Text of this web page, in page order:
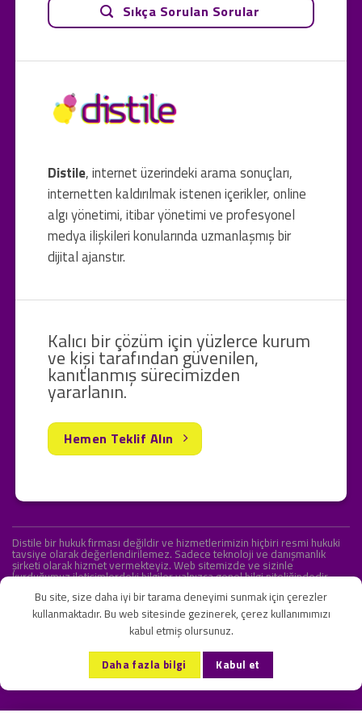
Distile, internet üzerindeki arama sonuçları,
internetten kaldırılmak istenen içerikler, online
algı yönetimi, itibar yönetimi ve profesyonel
medya ilişkileri konularında uzmanlaşmış bir
dijital ajanstır.
Sıkça Sorulan Sorular
Kalıcı bir çözüm için yüzlerce kurum
ve kişi tarafından güvenilen,
kanıtlanmış sürecimizden
yararlanın.
Hemen Teklif Alın
Distile bir hukuk firması değildir ve hizmetlerimizin hiçbiri resmi hukuki
tavsiye olarak değerlendirilemez. Sadece teknoloji ve danışmanlık
şirketi olarak hizmet vermekteyiz. Web sitemizde ve sizinle
kurduğumuz iletişimlerdeki bilgiler yalnızca genel bilgi niteliğindedir.
KVKK ve Gizlilik Sözleşmesi S.S.S. İletişim
Copyright 2026 ©Onlipr Teknoloji ve Ticaret A.Ş.
Bu site, size daha iyi bir tarama deneyimi sunmak için çerezler
kullanmaktadır. Bu web sitesinde gezinerek, çerez kullanımımızı
kabul etmiş olursunuz.
Daha fazla bilgi Kabul et